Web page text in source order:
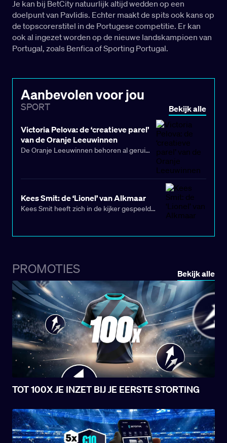
Je kan bij BetCity natuurlijk altijd wedden op een
doelpunt van Pavlidis. Echter maakt de spits ook kans op
de topscorerstitel in de Portugese competitie. Er kan
ook al ingezet worden op de nieuwe landskampioen van
Portugal, zoals Benfica of Sporting Portugal.
Aanbevolen voor jou
SPORT Bekijk alle
Victoria Pelova: de ‘creatieve parel’
van de Oranje Leeuwinnen
De Oranje Leeuwinnen behoren al geruime
steevast een serieuze titelkandidaat.
Kees Smit: de ‘Lionel’ van Alkmaar
Kees Smit heeft zich in de kijker gespeeld
onopgemerkt: volgens geruchten zouden
onder meer Ajax en Real Madrid al
geïnformeerd hebben naar de spelmaker.
Hoog tijd dus om Kees Smit in de
schijnwerpers te zetten!
PROMOTIES Bekijk alle
TOT 100X JE INZET BIJ JE EERSTE STORTING